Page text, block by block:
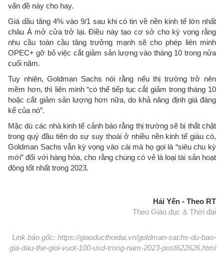
vấn đề này cho hay.
Giá dầu tăng 4% vào 9/1 sau khi có tin về nền kinh tế lớn nhất
châu Á mở cửa trở lại. Điều này tạo cơ sở cho kỳ vọng rằng
nhu cầu toàn cầu tăng trưởng mạnh sẽ cho phép liên minh
OPEC+ gỡ bỏ việc cắt giảm sản lượng vào tháng 10 trong nửa
cuối năm.
Tuy nhiên, Goldman Sachs nói rằng nếu thị trường trở nên
mềm hơn, thì liên minh “có thể tiếp tục cắt giảm trong tháng 10
hoặc cắt giảm sản lượng hơn nữa, do khả năng định giá đáng
kể của nó”.
Mặc dù các nhà kinh tế cảnh báo rằng thị trường sẽ bị thắt chặt
trong quý đầu tiên do sự suy thoái ở nhiều nền kinh tế giàu có,
Goldman Sachs vẫn kỳ vọng vào cái mà họ gọi là “siêu chu kỳ
mới” đối với hàng hóa, cho rằng chúng có vẻ là loại tài sản hoạt
động tốt nhất trong 2023.
Hải Yến - Theo RT
Theo Giáo dục & Thời đại
Link báo gốc: https://giaoducthoidai.vn/goldman-sachs-du-bao-
gia-dau-the-gioi-vuot-100-usd-trong-nam-2023-post622626.html